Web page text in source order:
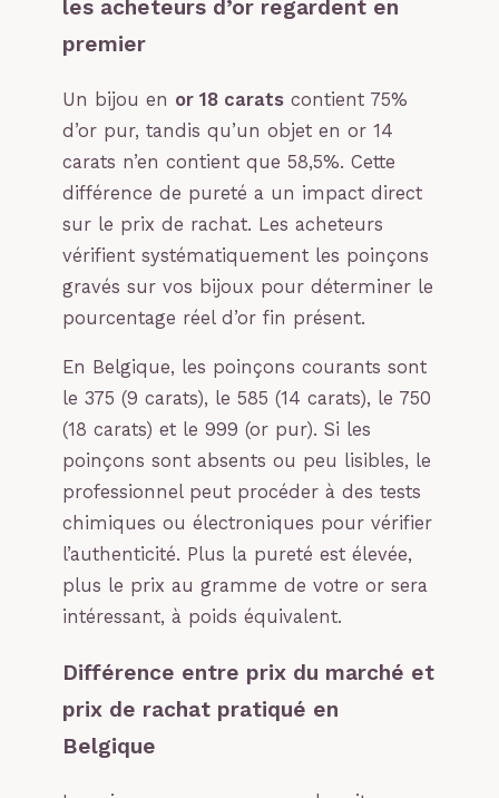
les acheteurs d’or regardent en
premier
Un bijou en or 18 carats contient 75%
d’or pur, tandis qu’un objet en or 14
carats n’en contient que 58,5%. Cette
différence de pureté a un impact direct
sur le prix de rachat. Les acheteurs
vérifient systématiquement les poinçons
gravés sur vos bijoux pour déterminer le
pourcentage réel d’or fin présent.
En Belgique, les poinçons courants sont
le 375 (9 carats), le 585 (14 carats), le 750
(18 carats) et le 999 (or pur). Si les
poinçons sont absents ou peu lisibles, le
professionnel peut procéder à des tests
chimiques ou électroniques pour vérifier
l’authenticité. Plus la pureté est élevée,
plus le prix au gramme de votre or sera
intéressant, à poids équivalent.
Différence entre prix du marché et
prix de rachat pratiqué en
Belgique